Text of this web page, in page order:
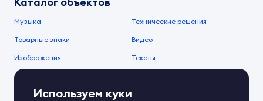
Музыка Технические решения
Товарные знаки Видео
Изображения Тексты
О компании
О сервисеИспользуем куки